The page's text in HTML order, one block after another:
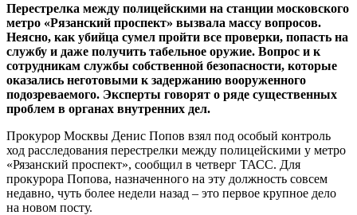
Перестрелка между полицейскими на станции московского
метро «Рязанский проспект» вызвала массу вопросов.
Неясно, как убийца сумел пройти все проверки, попасть на
службу и даже получить табельное оружие. Вопрос и к
сотрудникам службы собственной безопасности, которые
оказались неготовыми к задержанию вооруженного
подозреваемого. Эксперты говорят о ряде существенных
проблем в органах внутренних дел.
Прокурор Москвы Денис Попов взял под особый контроль
ход расследования перестрелки между полицейскими у метро
«Рязанский проспект», сообщил в четверг ТАСС. Для
прокурора Попова, назначенного на эту должность совсем
недавно, чуть более недели назад – это первое крупное дело
на новом посту.